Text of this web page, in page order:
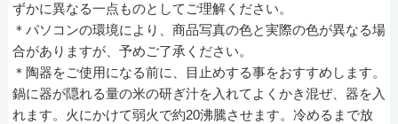
ずかに異なる一点ものとしてご理解ください。
＊パソコンの環境により、商品写真の色と実際の色が異なる場
合がありますが、予めご了承ください。
＊陶器をご使用になる前に、目止めする事をおすすめします。
鍋に器が隠れる量の米の研ぎ汁を入れてよくかき混ぜ、器を入
れます。火にかけて弱火で約20沸騰させます。冷めるまで放